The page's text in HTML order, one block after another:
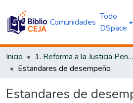
Comunidades
Todo
DSpace
Inicio 1. Reforma a la Justicia Penal
Estandares de desempeño
Estandares de